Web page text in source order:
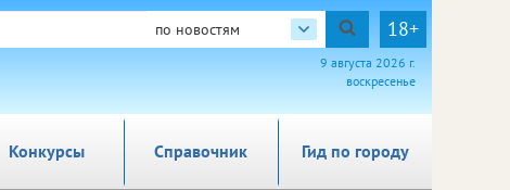
по новостям 18+
9 августа 2026 г.
воскресенье
Справочник Гид по городу
Конкурсы